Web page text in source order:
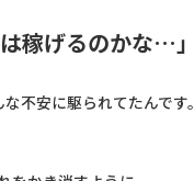
は稼げるのかな…」
不安に駆られてたんです。